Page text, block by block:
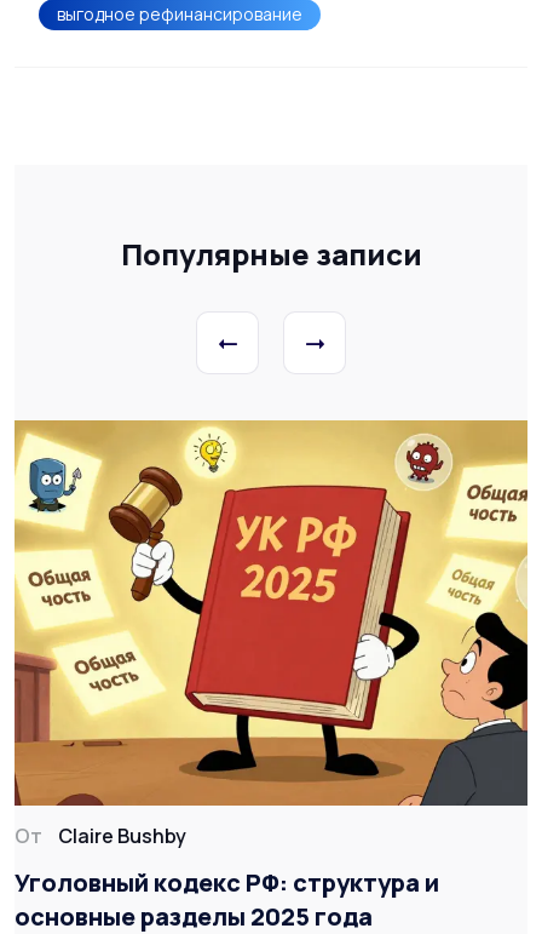
выгодное рефинансирование
Популярные записи
От Claire Bushby
Уголовный кодекс РФ: структура и
основные разделы 2025 года